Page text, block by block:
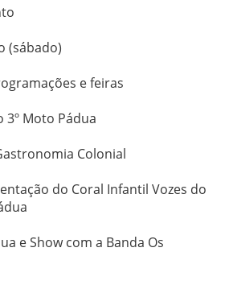
(sábado)
e feiras
3º Moto Pádua
Colonial
do Coral Infantil Vozes do
e Show com a Banda Os